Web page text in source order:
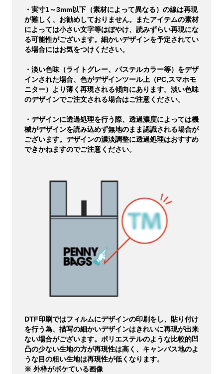
・実寸1～3mm以下（素材によって異なる）の線は再現
が難しく、お勧めしておりません。またアイテムの素材
によっては小さい文字等はぼやけ、読みずらい再現にな
る可能性がございます。細かいデザインを予定されてい
る場合にはお気をつけください。
・淡い色味（ライトグレー、パステルカラー等）をデザ
インされた場合、色がデザインツール上（PC,スマホモ
ニター）より薄く再現される傾向にあります。淡い色味
のデザインでご注文される場合はご注意ください。
・デザインに透過処理を行う際、透過濃度によっては機
械がデザインを読み込めず無地のまま認識される場合が
ございます。デザインの濃淡調整に透過処理はおすすめ
できかねますのでご注意ください。
DTF印刷ではフィルムにデザインの印刷をし、貼り付け
を行う為、描写の細かいデザインはきれいに再現が出来
ない場合がございます。ポリエステルのような比較的凹
凸の少ない生地の方が再現性は高く、キャンバス地のよ
うな目の粗い生地は再現性が低くなります。
※ 外枠がボケている画像